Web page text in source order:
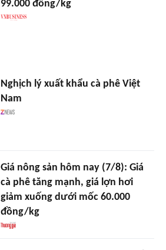
99.000 đồng/kg
Nghịch lý xuất khẩu cà phê Việt
Nam
Giá nông sản hôm nay (7/8): Giá
cà phê tăng mạnh, giá lợn hơi
giảm xuống dưới mốc 60.000
đồng/kg